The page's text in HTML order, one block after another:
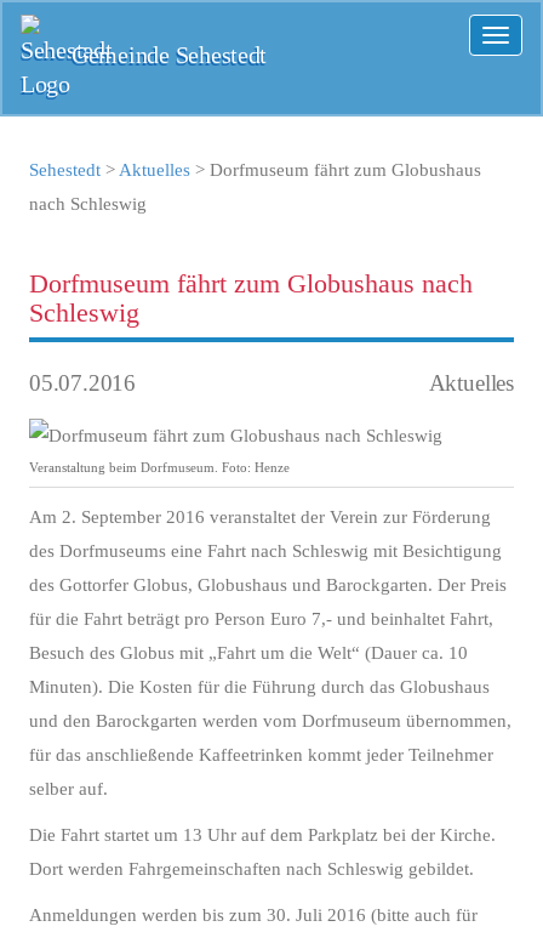
Gemeinde Sehestedt
Sehestedt > Aktuelles > Dorfmuseum fährt zum Globushaus
nach Schleswig
Dorfmuseum fährt zum Globushaus nach
Schleswig
05.07.2016 Aktuelles
Veranstaltung beim Dorfmuseum. Foto: Henze
Am 2. September 2016 veranstaltet der Verein zur Förderung
des Dorfmuseums eine Fahrt nach Schleswig mit Besichtigung
des Gottorfer Globus, Globushaus und Barockgarten. Der Preis
für die Fahrt beträgt pro Person Euro 7,- und beinhaltet Fahrt,
Besuch des Globus mit „Fahrt um die Welt“ (Dauer ca. 10
Minuten). Die Kosten für die Führung durch das Globushaus
und den Barockgarten werden vom Dorfmuseum übernommen,
für das anschließende Kaffeetrinken kommt jeder Teilnehmer
selber auf.
Die Fahrt startet um 13 Uhr auf dem Parkplatz bei der Kirche.
Dort werden Fahrgemeinschaften nach Schleswig gebildet.
Anmeldungen werden bis zum 30. Juli 2016 (bitte auch für